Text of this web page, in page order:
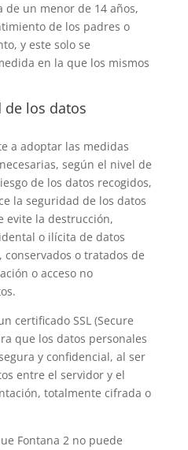
de un menor de 14 años,
de los padres o
y este solo se
en la que los mismos
de los datos
a adoptar las medidas
según el nivel de
de los datos recogidos,
la seguridad de los datos
evite la destrucción,
o ilícita de datos
o tratados de
o acceso no
certificado SSL (Secure
que los datos personales
y confidencial, al ser
entre el servidor y el
totalmente cifrada o
Fontana 2 no puede